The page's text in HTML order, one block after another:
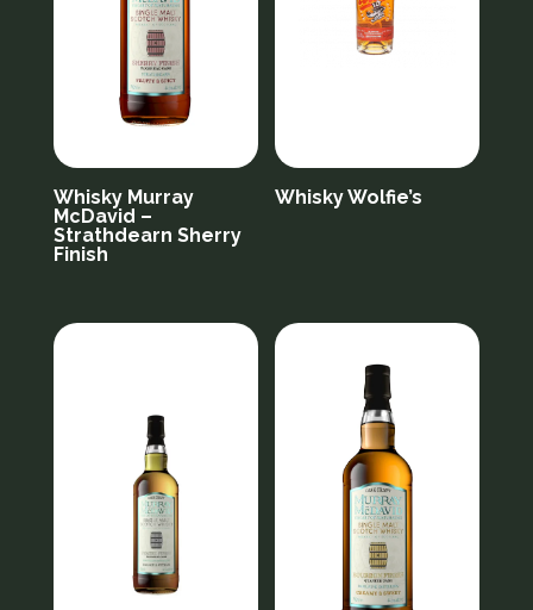
Whisky Murray
McDavid –
Strathdearn Sherry
Finish
Whisky Wolfie’s